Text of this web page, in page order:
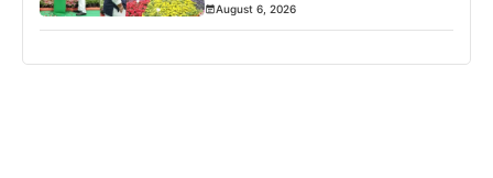
August 6, 2026